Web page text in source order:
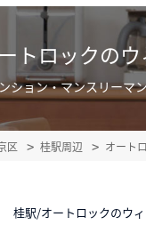
トロックの
ション・マンスリーマ
区 桂駅周辺 オート
桂駅/オートロックのウ